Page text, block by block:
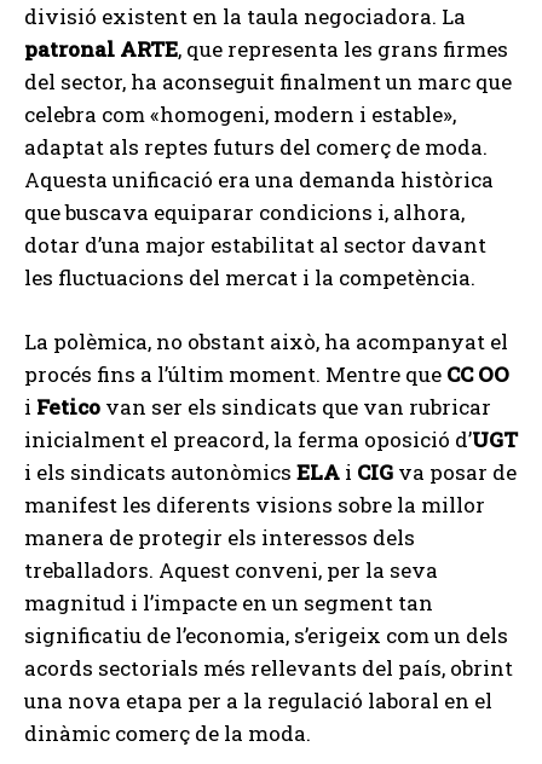
divisió existent en la taula negociadora. La
patronal ARTE, que representa les grans firmes
del sector, ha aconseguit finalment un marc que
celebra com «homogeni, modern i estable»,
adaptat als reptes futurs del comerç de moda.
Aquesta unificació era una demanda històrica
que buscava equiparar condicions i, alhora,
dotar d’una major estabilitat al sector davant
les fluctuacions del mercat i la competència.
La polèmica, no obstant això, ha acompanyat el
procés fins a l’últim moment. Mentre que CC OO
i Fetico van ser els sindicats que van rubricar
inicialment el preacord, la ferma oposició d’UGT
i els sindicats autonòmics ELA i CIG va posar de
manifest les diferents visions sobre la millor
manera de protegir els interessos dels
treballadors. Aquest conveni, per la seva
magnitud i l’impacte en un segment tan
significatiu de l’economia, s’erigeix com un dels
acords sectorials més rellevants del país, obrint
una nova etapa per a la regulació laboral en el
dinàmic comerç de la moda.